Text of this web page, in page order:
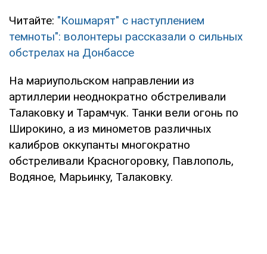
Читайте: "Кошмарят" с наступлением
темноты": волонтеры рассказали о сильных
обстрелах на Донбассе
На мариупольском направлении из
артиллерии неоднократно обстреливали
Талаковку и Тарамчук. Танки вели огонь по
Широкино, а из минометов различных
калибров оккупанты многократно
обстреливали Красногоровку, Павлополь,
Водяное, Марьинку, Талаковку.